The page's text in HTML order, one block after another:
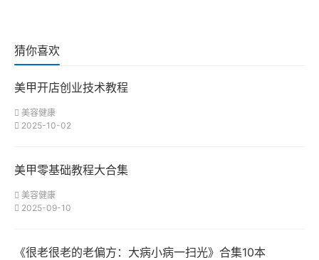
猜你喜欢
美甲开店创业技术教程
美容健康
2025-10-02
美甲零基础教程大合集
美容健康
2025-09-10
《很老很老的老偏方：大病小病一扫光》合集10本